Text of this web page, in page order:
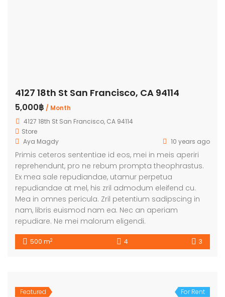
4127 18th St San Francisco, CA 94114
5,000฿ / Month
4127 18th St San Francisco, CA 94114
Store
Aya Magdy
10 years ago
Primis ceteros sententiae id eos, mei in meis aperiri
reprehendunt, pro ne rebum prompta theophrastus.
Ex mea sale repudiandae, utamur perpetua
repudiandae at mel, his zril admodum eleifend cu.
Mea in omnes pericula. Zril petentium sadipscing in
nam, libris euismod nam ea. Nec an aperiam
repudiare. Ne mei malorum eligendi.
500 m2 4 3
Featured For Rent